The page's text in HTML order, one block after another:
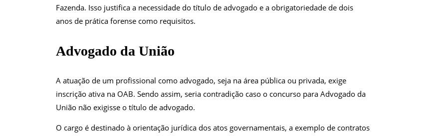
Fazenda. Isso justifica a necessidade do título de advogado e a obrigatoriedade de dois
anos de prática forense como requisitos.
Advogado da União
A atuação de um profissional como advogado, seja na área pública ou privada, exige
inscrição ativa na OAB. Sendo assim, seria contradição caso o concurso para Advogado da
União não exigisse o título de advogado.
O cargo é destinado à orientação jurídica dos atos governamentais, a exemplo de contratos